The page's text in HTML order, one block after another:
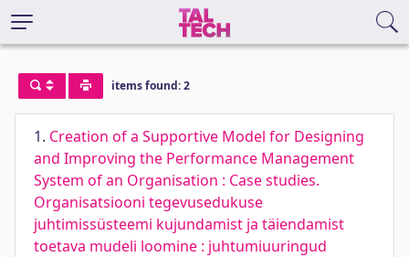
items found: 2
1. Creation of a Supportive Model for Designing
and Improving the Performance Management
System of an Organisation : Case studies.
Organisatsiooni tegevusedukuse
juhtimissüsteemi kujundamist ja täiendamist
toetava mudeli loomine : juhtumiuuringud